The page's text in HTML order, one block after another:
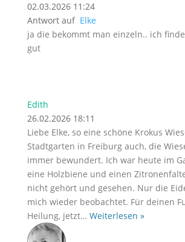
02.03.2026 11:24
Antwort auf Elke
ja die bekommt man einzeln.. ich
gut
Edith
26.02.2026 18:11
Liebe Elke, so eine schöne Krokus
Stadtgarten in Freiburg auch, die
immer bewundert. Ich war heute im
eine Holzbiene und einen
nicht gehört und gesehen. Nur die
mich wieder beobachtet. Für deinen
Heilung, jetzt… Weiterlesen »